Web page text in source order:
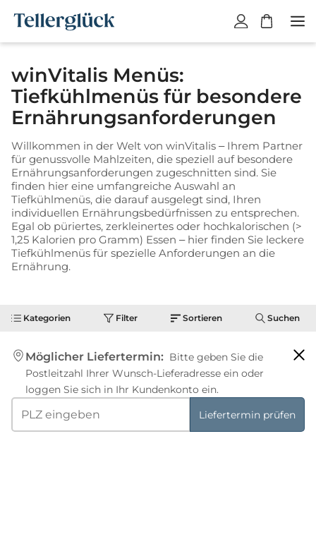
k
o
b
i
l
e
e
winVitalis Menüs:
Tiefkühlmenüs für besondere
Ernährungsanforderungen
Willkommen in der Welt von winVitalis – Ihrem Partner
für genussvolle Mahlzeiten, die speziell auf besondere
Ernährungsanforderungen zugeschnitten sind. Sie
finden hier eine umfangreiche Auswahl an
Tiefkühlmenüs, die darauf ausgelegt sind, Ihren
individuellen Ernährungsbedürfnissen zu entsprechen.
Egal ob püriertes, zerkleinertes oder hochkalorischen (>
1,25 Kalorien pro Gramm) Essen – hier finden Sie leckere
Tiefkühlmenüs für spezielle Anforderungen an die
Ernährung.
Kategorien Filter Sortieren Suchen
Möglicher Liefertermin: Bitte geben Sie die
Postleitzahl Ihrer Wunsch-Lieferadresse ein oder
loggen Sie sich in Ihr Kundenkonto ein.
Liefertermin prüfen